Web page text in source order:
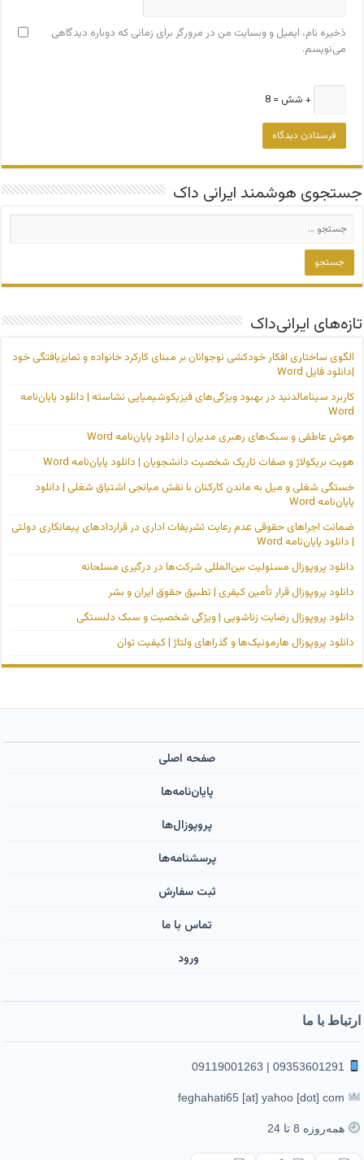
ذخیره نام، ایمیل و وبسایت من در مرورگر برای زمانی که دوباره دیدگاهی
می‌نویسم.
+ شش = 8
جستجوی هوشمند ایرانی داک
تازه‌های ایرانی‌داک
الگوی ساختاری افکار خودکشی نوجوانان بر مبنای کارکرد خانواده و تمایزیافتگی خود
|دانلود فایل Word
کاربرد سینامالدئید در بهبود ویژگی‌های فیزیکوشیمیایی نشاسته | دانلود پایان‌نامه
Word
هوش عاطفی و سبک‌های رهبری مدیران | دانلود پایان‌نامه Word
هویت بریکولاژ و صفات تاریک شخصیت دانشجویان | دانلود پایان‌نامه Word
خستگی شغلی و میل به ماندن کارکنان با نقش میانجی اشتیاق شغلی | دانلود
پایان‌نامه Word
ضمانت اجراهای حقوقی عدم رعایت تشریفات اداری در قراردادهای پیمانکاری دولتی
| دانلود پایان‌نامه Word
دانلود پروپوزال مسئولیت بین‌المللی شرکت‌ها در درگیری مسلحانه
دانلود پروپوزال قرار تأمین کیفری | تطبیق حقوق ایران و بشر
دانلود پروپوزال رضایت زناشویی | ویژگی شخصیت و سبک دلبستگی
دانلود پروپوزال هارمونیک‌ها و گذراهای ولتاژ | کیفیت توان
صفحه اصلی
پایان‌نامه‌ها
پروپوزال‌ها
پرسشنامه‌ها
ثبت سفارش
تماس با ما
ورود ‌
ارتباط با ما
همه‌روزه 8 تا 24